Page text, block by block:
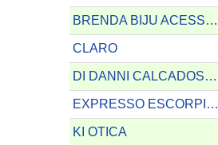
BRENDA BIJU ACESSÓRIOS
CLARO
DI DANNI CALCADOS FEMININOS
EXPRESSO ESCORPIÃO MULTIMARCAS
KI OTICA